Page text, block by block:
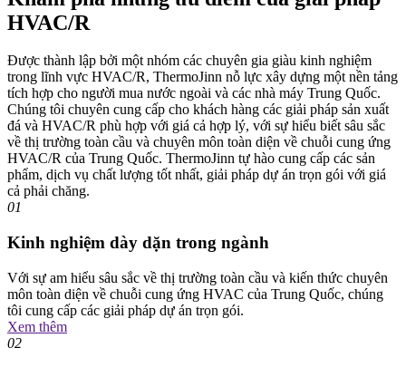
HVAC/R
Được thành lập bởi một nhóm các chuyên gia giàu kinh nghiệm
trong lĩnh vực HVAC/R, ThermoJinn nỗ lực xây dựng một nền tảng
tích hợp cho người mua nước ngoài và các nhà máy Trung Quốc.
Chúng tôi chuyên cung cấp cho khách hàng các giải pháp sản xuất
đá và HVAC/R phù hợp với giá cả hợp lý, với sự hiểu biết sâu sắc
về thị trường toàn cầu và chuyên môn toàn diện về chuỗi cung ứng
HVAC/R của Trung Quốc. ThermoJinn tự hào cung cấp các sản
phẩm, dịch vụ chất lượng tốt nhất, giải pháp dự án trọn gói với giá
cả phải chăng.
01
Kinh nghiệm dày dặn trong ngành
Với sự am hiểu sâu sắc về thị trường toàn cầu và kiến ​​thức chuyên
môn toàn diện về chuỗi cung ứng HVAC của Trung Quốc, chúng
tôi cung cấp các giải pháp dự án trọn gói.
Xem thêm
02